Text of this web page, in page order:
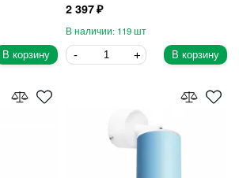
В корзину
2 397
119
В корзину